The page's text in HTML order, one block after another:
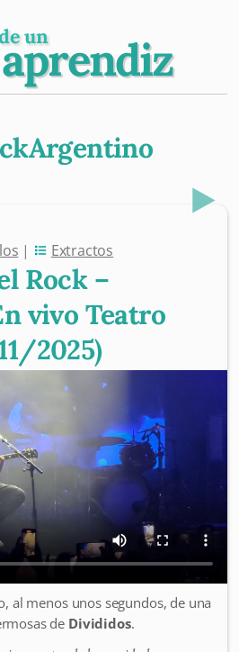
un
| Extractos
Rock –
vivo Teatro
2025)
al menos unos segundos, de una
de Divididos.